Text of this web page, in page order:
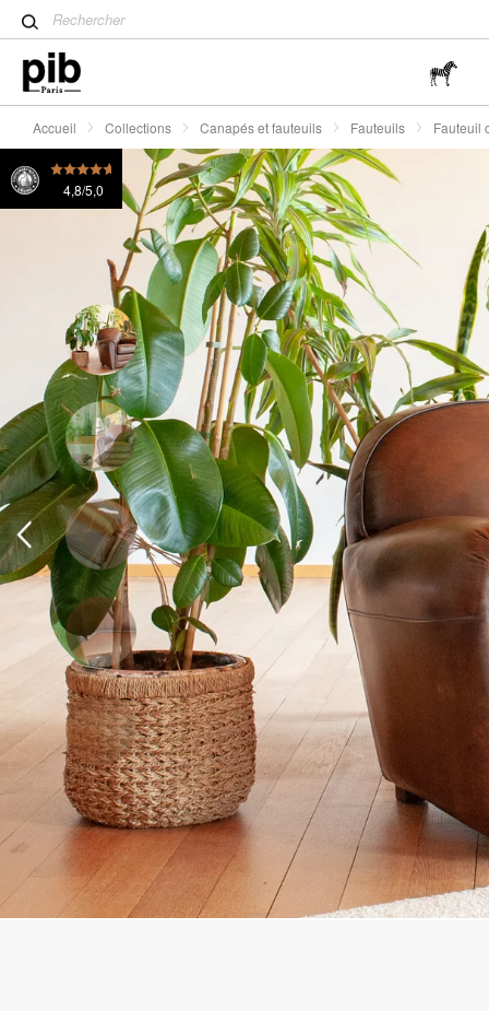
Wabi-Sabi : L'art de trouver
Fauteuil club en cuir fauve English Coffee
Accueil Collections Canapés et fauteuils Fauteuils Fauteuil
4,8/5,0